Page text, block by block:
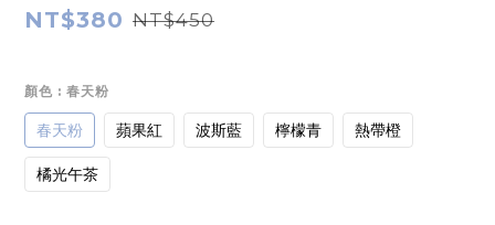
NT$380 NT$450
顏色 : 春天粉
春天粉 蘋果紅 波斯藍 檸檬青 熱帶橙
橘光午茶